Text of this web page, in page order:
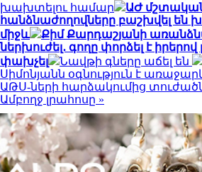
խախտելու համար
ԱԺ
հանձնաժողովները բաշխվել են
միջև
Քիմ Քարդաշյանի
ներխուժել․ գողը փորձել է իրերով
փախչել
Նավթի գները աճել են
Սիմոնյանն օգնություն է
ԱԹՍ-ների հարձակումից
Ամբողջ լրահոսը »